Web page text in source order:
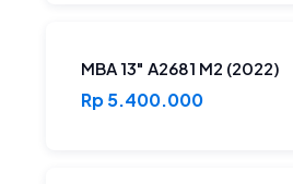
MBA 13" A2681 M2 (2022)
Rp 5.400.000